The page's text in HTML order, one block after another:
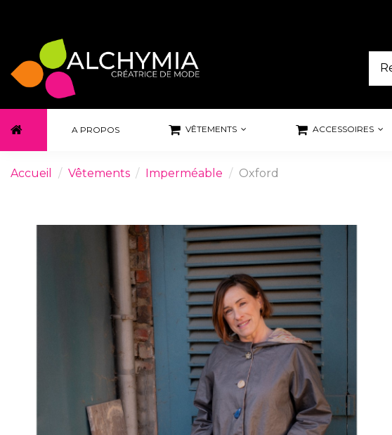
A PROPOS VÊTEMENTS ACCESSOIRES
Accueil Vêtements Imperméable Oxford